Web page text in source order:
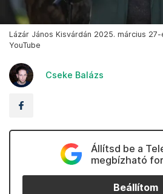
Lázár János Kisvárdán 2025. március
YouTube
Cseke Balázs
Állítsd be a
megbízható
Beállítom